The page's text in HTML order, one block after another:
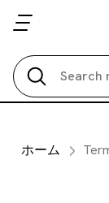
ホーム Terms and